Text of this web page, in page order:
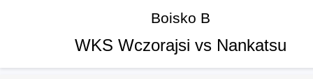
Boisko B
WKS Wczorajsi vs Nankatsu